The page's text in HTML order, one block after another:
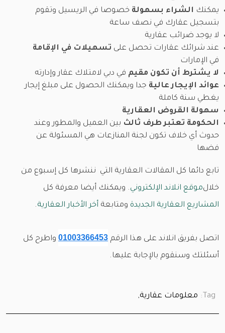
يمكنك الشراء بسهولة خصوصا في الريسيل وتقوم
بتسجيل عقارك في نصف ساعة
لا يوجد ضرائب عقارية
عند شرائك عقارات تحصل على تسهيلات في الإقامة
في الإمارات
لا يشترط أن تكون مقيم في دبي لامتلاك عقار وإدارته
عوائد الإيجار عالية جدا ويمكنك الحصول على مبلغ إيجار
يغطي سنة كاملة
سهولة القروض العقارية
الحكومة تعتبر طرف ثالث بين العميل والمطور وعند
حدوث أي خلاف تكون لجنة المنازعات هي المسئولة عن
فضها
تابع دائما كل المقالات العقارية التي ننشرها كل إسبوع من
خلالموقع انلاند الإلكتروني. ويمكنك أيضا معرفة كل
المشاريع العقارية الجديدة ومتابعة أخر الأخبار العقارية.
اتصل بفريق انلاند على هذا الرقم 01003366453 واطرح كل
أسئلتك وسنقوم بالإجابة عليها.
Tag: معلومات عقارية,